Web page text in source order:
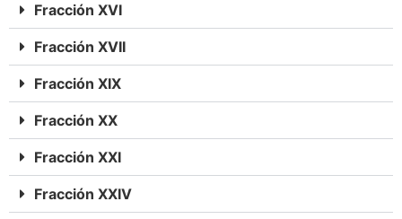
Fracción XVI
Fracción XVII
Fracción XIX
Fracción XX
Fracción XXI
Fracción XXIV